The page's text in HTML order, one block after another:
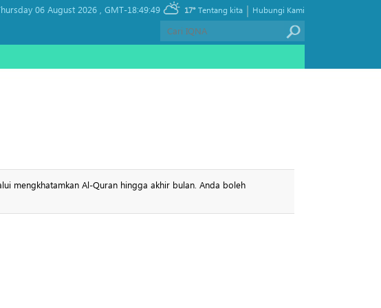
06 August 2026 , GMT-18:49:49 17° Hubungi Kami
|
Tentang kita
mengkhatamkan Al-Quran hingga akhir bulan. Anda boleh